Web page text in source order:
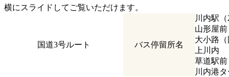
横にスライドしてご覧いただけます。
国道3号ルート バス停留所名
川内駅
山形屋前
大小路
上川内
草道駅前
川内港